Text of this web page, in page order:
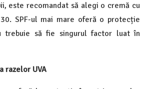
este recomandat să alegi o cremă cu
SPF-ul mai mare oferă o protecție
trebuie să fie singurul factor luat în
razelor UVA